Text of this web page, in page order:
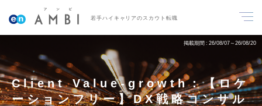
若手ハイキャリアのスカウト転職
掲載期間 26/08/07～26/08/20
Client Value-growth：【ロケ
ーションフリー】DX戦略コンサル